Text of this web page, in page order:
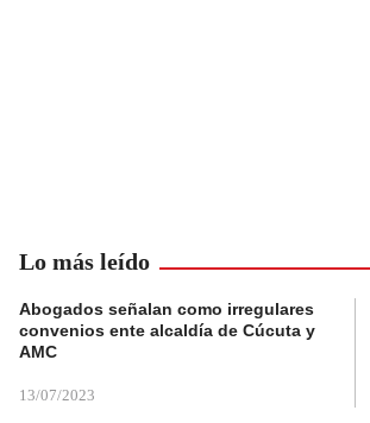
Lo más leído
Abogados señalan como irregulares
convenios ente alcaldía de Cúcuta y
AMC
13/07/2023